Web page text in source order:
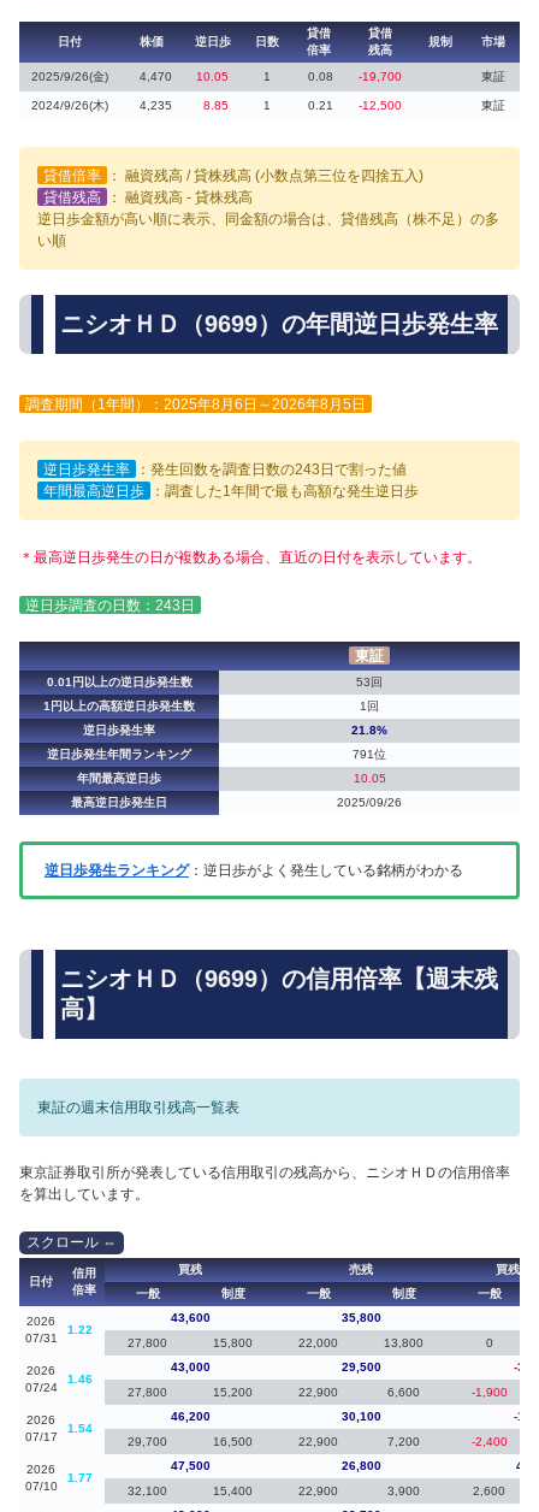
日付 株価 逆日歩 日数
貸借
倍率
貸借
残高
規制 市場
2025/9/26(金) 4,470 10.05 1 0.08 -19,700 東証
2024/9/26(木) 4,235 8.85 1 0.21 -12,500 東証
貸借倍率
： 融資残高 / 貸株残高 (小数点第三位を四捨五入)
貸借残高
： 融資残高 - 貸株残高
逆日歩金額が高い順に表示、同金額の場合は、貸借残高（株不足）の多
い順
ニシオＨＤ（9699）の年間逆日歩発生率
調査期間（1年間）：2025年8月6日～2026年8月5日
逆日歩発生率
：発生回数を調査日数の243日で割った値
年間最高逆日歩
：調査した1年間で最も高額な発生逆日歩
＊最高逆日歩発生の日が複数ある場合、直近の日付を表示しています。
逆日歩調査の日数：243日
東証
0.01円以上の逆日歩発生数
53回
1円以上の高額逆日歩発生数
1回
逆日歩発生率
21.8%
逆日歩発生年間ランキング
791位
年間最高逆日歩
10.05
最高逆日歩発生日
2025/09/26
逆日歩発生ランキング：逆日歩がよく発生している銘柄がわかる
ニシオＨＤ（9699）の信用倍率【週末残
高】
東証の週末信用取引残高一覧表
東京証券取引所が発表している信用取引の残高から、ニシオＨＤの信用倍率
を算出しています。
日付
信用
倍率
買残 売残
買残（
一般
制度 一般 制度 一般
2026
07/31
1.22
43,600 35,800
27,800
15,800 22,000 13,800 0
2026
07/24
1.46
43,000 29,500
-
27,800
15,200 22,900 6,600 -1,900
2026
07/17
1.54
46,200 30,100
-
29,700
16,500 22,900 7,200 -2,400
2026
07/10
1.77
47,500 26,800
32,100
15,400 22,900 3,900 2,600